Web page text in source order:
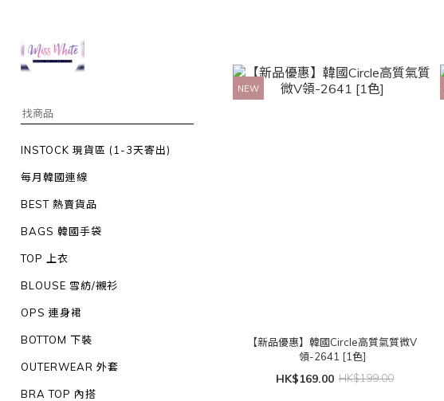
INSTOCK 現貨區 (1-3天寄出)
每月韓國連線
BEST 熱賣貨品
BAGS 韓國手袋
TOP 上衣
BLOUSE 雪紡/襯衫
OPS 連身裙
BOTTOM 下裝
OUTERWEAR 外套
BRA TOP 內搭
NEW
【新品優惠】韓國Circle高質氣質微V
領-2641 [1色]
HK$169.00 HK$199.00